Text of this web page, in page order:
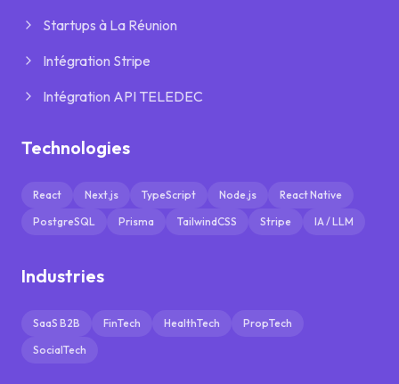
Startups à La Réunion
Intégration Stripe
Intégration API TELEDEC
Technologies
React Next.js TypeScript Node.js
React Native
PostgreSQL
Prisma TailwindCSS Stripe IA / LLM
Industries
SaaS B2B FinTech HealthTech
PropTech
SocialTech